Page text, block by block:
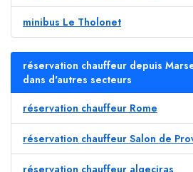
minibus Le Tholonet
réservation chauffeur depuis
dans d'autres secteurs
réservation chauffeur Rome
réservation chauffeur Salon de